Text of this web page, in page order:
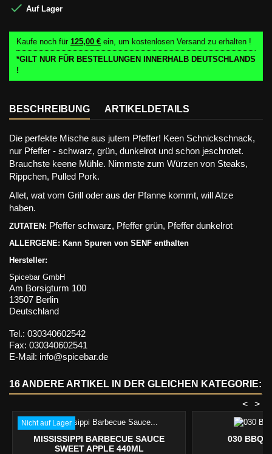
 Auf Lager
Kaufe noch für 125,00 € ein, um kostenlosen Versand zu erhalten !
*GILT NUR FÜR BESTELLUNGEN INNERHALB DEUTSCHLANDS
!
BESCHREIBUNG ARTIKELDETAILS
Die perfekte Mische aus jutem Pfeffer! Keen Schnickschnack,
nur Pfeffer - schwarz, grün, dunkelrot und schon jeschrotet.
Brauchste keene Mühle. Nimmste zum Würzen von Steaks,
Rippchen, Pulled Pork.
Allet, wat vom Grill oder aus der Pfanne kommt, will Atze
haben.
ZUTATEN: Pfeffer schwarz, Pfeffer grün, Pfeffer dunkelrot
ALLERGENE: Kann Spuren von SENF enthalten
Hersteller:
Spicebar GmbH
Am Borsigturm 100
13507 Berlin
Deutschland
Tel.: 030340602542
Fax: 030340602541
E-Mail: info@spicebar.de
16 ANDERE ARTIKEL IN DER GLEICHEN KATEGORIE:
>
<
Nicht auf Lager
MISSISSIPPI BARBECUE SAUCE
SWEET APPLE 440ML
030 BBQ